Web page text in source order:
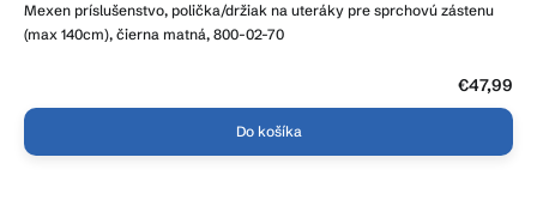
Mexen príslušenstvo, polička/držiak na uteráky pre sprchovú zástenu
(max 140cm), čierna matná, 800-02-70
€47,99
Do košíka